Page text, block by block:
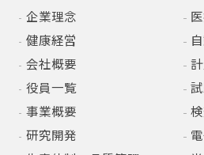
企業理念
健康経営
会社概要
役員一覧
事業概要
研究開発